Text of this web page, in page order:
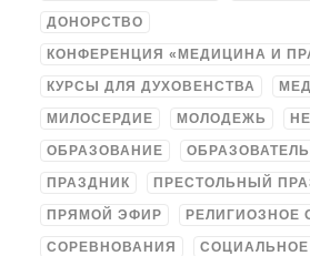
ДОНОРСТВО
КОНФЕРЕНЦИЯ «МЕДИЦИНА И
КУРСЫ ДЛЯ ДУХОВЕНСТВА
МИЛОСЕРДИЕ МОЛОДЕЖЬ
ОБРАЗОВАНИЕ
ПРАЗДНИК ПРЕСТОЛЬНЫЙ
ПРЯМОЙ ЭФИР РЕЛИГИОЗНОЕ
СОРЕВНОВАНИЯ